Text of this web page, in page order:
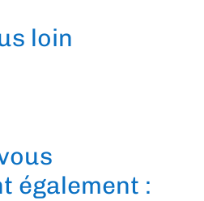
loin
également :